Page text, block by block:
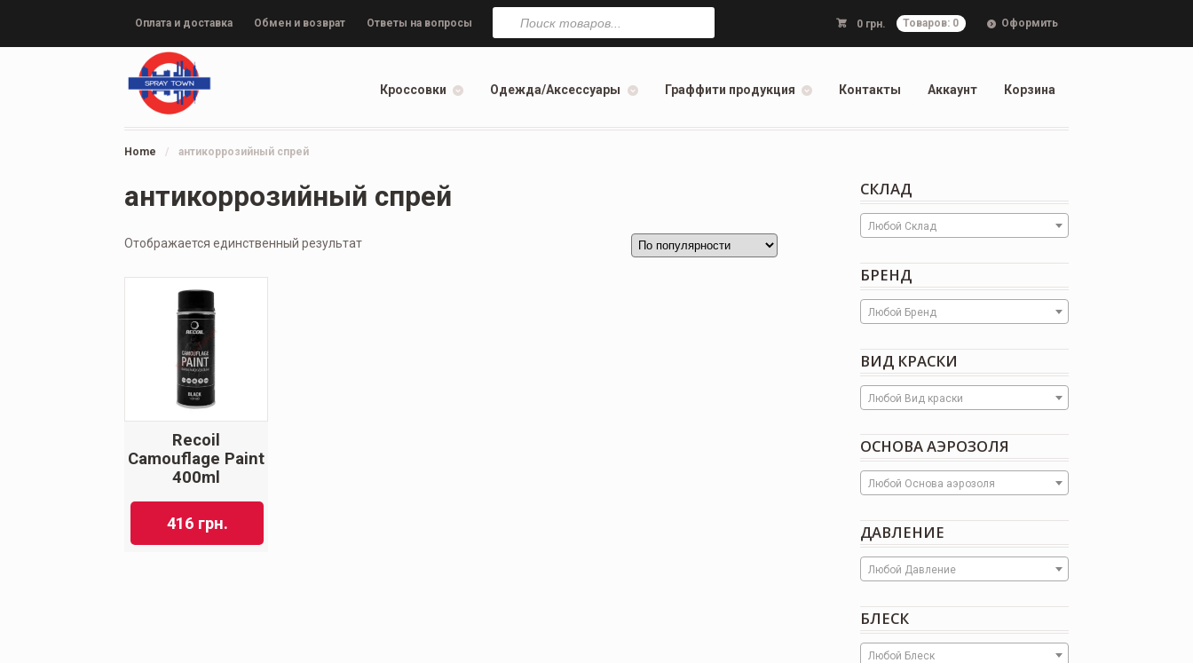
Оплата и доставка Обмен и возврат Ответы на вопросы 0 грн. Товаров: 0 Оформить
Поиск
товаров
Кроссовки Одежда/Аксессуары Граффити продукция Контакты Аккаунт Корзина
Home / антикоррозийный спрей
антикоррозийный спрей
Отображается единственный результат
Recoil
Camouflage Paint
400ml
416 грн.
СКЛАД
Любой Склад
БРЕНД
Любой Бренд
ВИД КРАСКИ
Любой Вид краски
ОСНОВА АЭРОЗОЛЯ
Любой Основа аэрозоля
ДАВЛЕНИЕ
Любой Давление
БЛЕСК
Любой Блеск